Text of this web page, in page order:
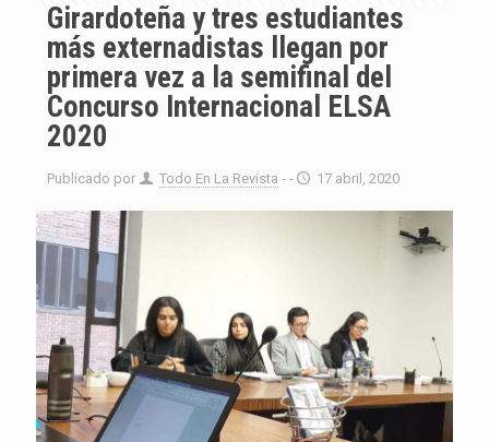
Girardoteña y tres estudiantes
más externadistas llegan por
primera vez a la semifinal del
Concurso Internacional ELSA
2020
Publicado por Todo En La Revista - - 17 abril, 2020